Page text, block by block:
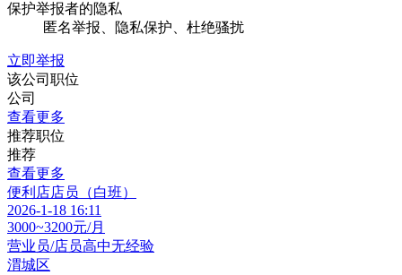
保护举报者的隐私
匿名举报、隐私保护、杜绝骚扰
立即举报
该公司职位
公司
查看更多
推荐职位
推荐
查看更多
便利店店员（白班）
2026-1-18 16:11
3000~3200元/月
营业员/店员高中无经验
渭城区